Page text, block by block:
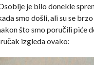
je bilo donekle
smo došli, ali su se
što smo poručili piće
izgleda ovako: